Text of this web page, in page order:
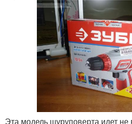
Эта модель шуруповерта идет не